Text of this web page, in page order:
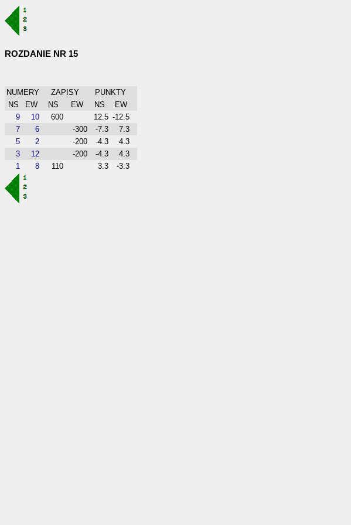
ROZDANIE NR 15
NUMERY ZAPISY
PUNKTY
NS
EW NS EW NS
EW
9
10 600 12.5 -12.5
7
6 -300 -7.3
7.3
5
2 -200 -4.3
4.3
3
12 -200 -4.3
4.3
1
8 110 3.3 -3.3